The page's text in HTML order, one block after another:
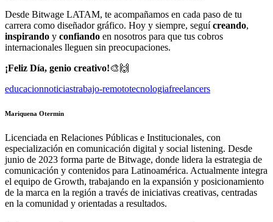
Desde Bitwage LATAM, te acompañamos en cada paso de tu
carrera como diseñador gráfico. Hoy y siempre, seguícreando,
inspirando y confiando en nosotros para que tus cobros
internacionales lleguen sin preocupaciones.
¡Feliz Día, genio creativo!🎨🙌
educacionnoticiastrabajo-remototecnologiafreelancers
Mariquena Otermin
Licenciada en Relaciones Públicas e Institucionales, con
especialización en comunicación digital y social listening. Desde
junio de 2023 forma parte de Bitwage, donde lidera la estrategia de
comunicación y contenidos para Latinoamérica. Actualmente integra
el equipo de Growth, trabajando en la expansión y posicionamiento
de la marca en la región a través de iniciativas creativas, centradas
en la comunidad y orientadas a resultados.